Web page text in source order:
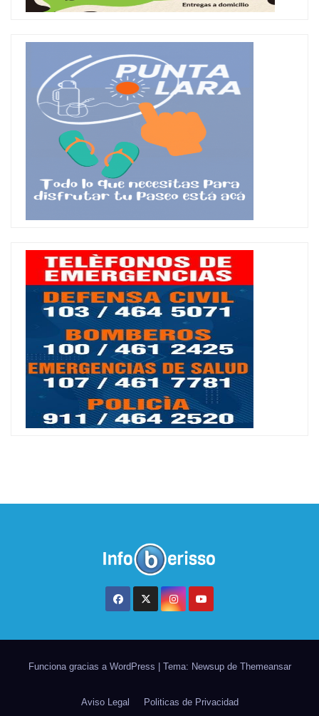
Funciona gracias a WordPress Tema: Newsup de Themeansar
Aviso Legal Politicas de Privacidad